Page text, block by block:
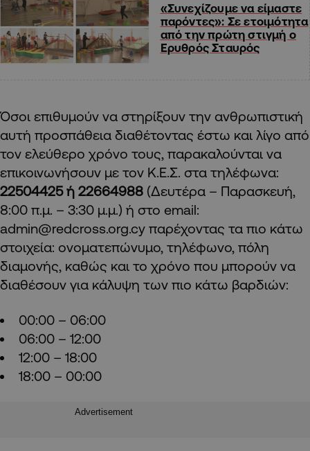
«Συνεχίζουμε να είμαστε
παρόντες»: Σε ετοιμότητα
από την πρώτη στιγμή ο
Ερυθρός Σταυρός
Όσοι επιθυμούν να στηρίξουν την ανθρωπιστική
αυτή προσπάθεια διαθέτοντας έστω και λίγο από
τον ελεύθερο χρόνο τους, παρακαλούνται να
επικοινωνήσουν με τον Κ.Ε.Σ. στα τηλέφωνα:
22504425 ή 22664988 (Δευτέρα – Παρασκευή,
8:00 π.μ. – 3:30 μ.μ.) ή στο email:
admin@redcross.org.cy παρέχοντας τα πιο κάτω
στοιχεία: ονοματεπώνυμο, τηλέφωνο, πόλη
διαμονής, καθώς και το χρόνο που μπορούν να
διαθέσουν για κάλυψη των πιο κάτω βαρδιών:
00:00 – 06:00
06:00 – 12:00
12:00 – 18:00
18:00 – 00:00
Advertisement